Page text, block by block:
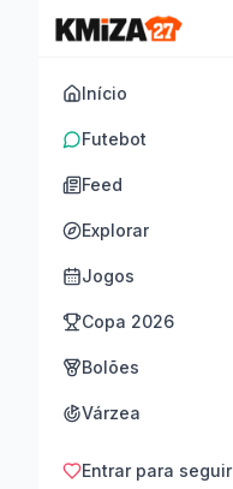
Início
Futebot
Feed
Explorar
Jogos
Copa 2026
Bolões
Várzea
Entrar para